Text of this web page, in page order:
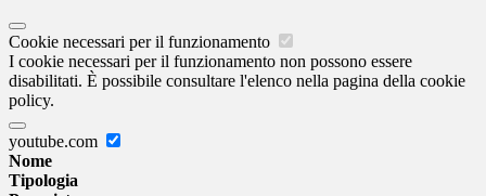
Cookie necessari per il funzionamento
I cookie necessari per il funzionamento non possono essere
disabilitati. È possibile consultare l'elenco nella pagina della cookie
policy.
youtube.com
Nome
Tipologia